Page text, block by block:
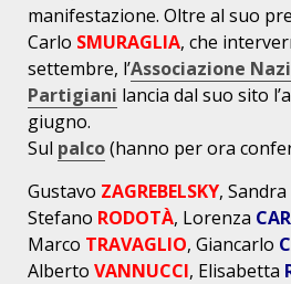
manifestazione. Oltre al suo
Carlo SMURAGLIA, che
settembre, l’Associazione
Partigiani lancia dal suo sito
giugno.
Sul palco(hanno per ora
Gustavo ZAGREBELSKY, Sandra
Stefano RODOTÀ, Lorenza
Marco TRAVAGLIO, Giancarlo
Alberto VANNUCCI, Elisabetta